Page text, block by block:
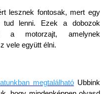
lesznek fontosak, mert egy
tud lenni. Ezek a dobozok
a motorzajt, amelynek
vele együtt élni.
megtalálható Ubbink